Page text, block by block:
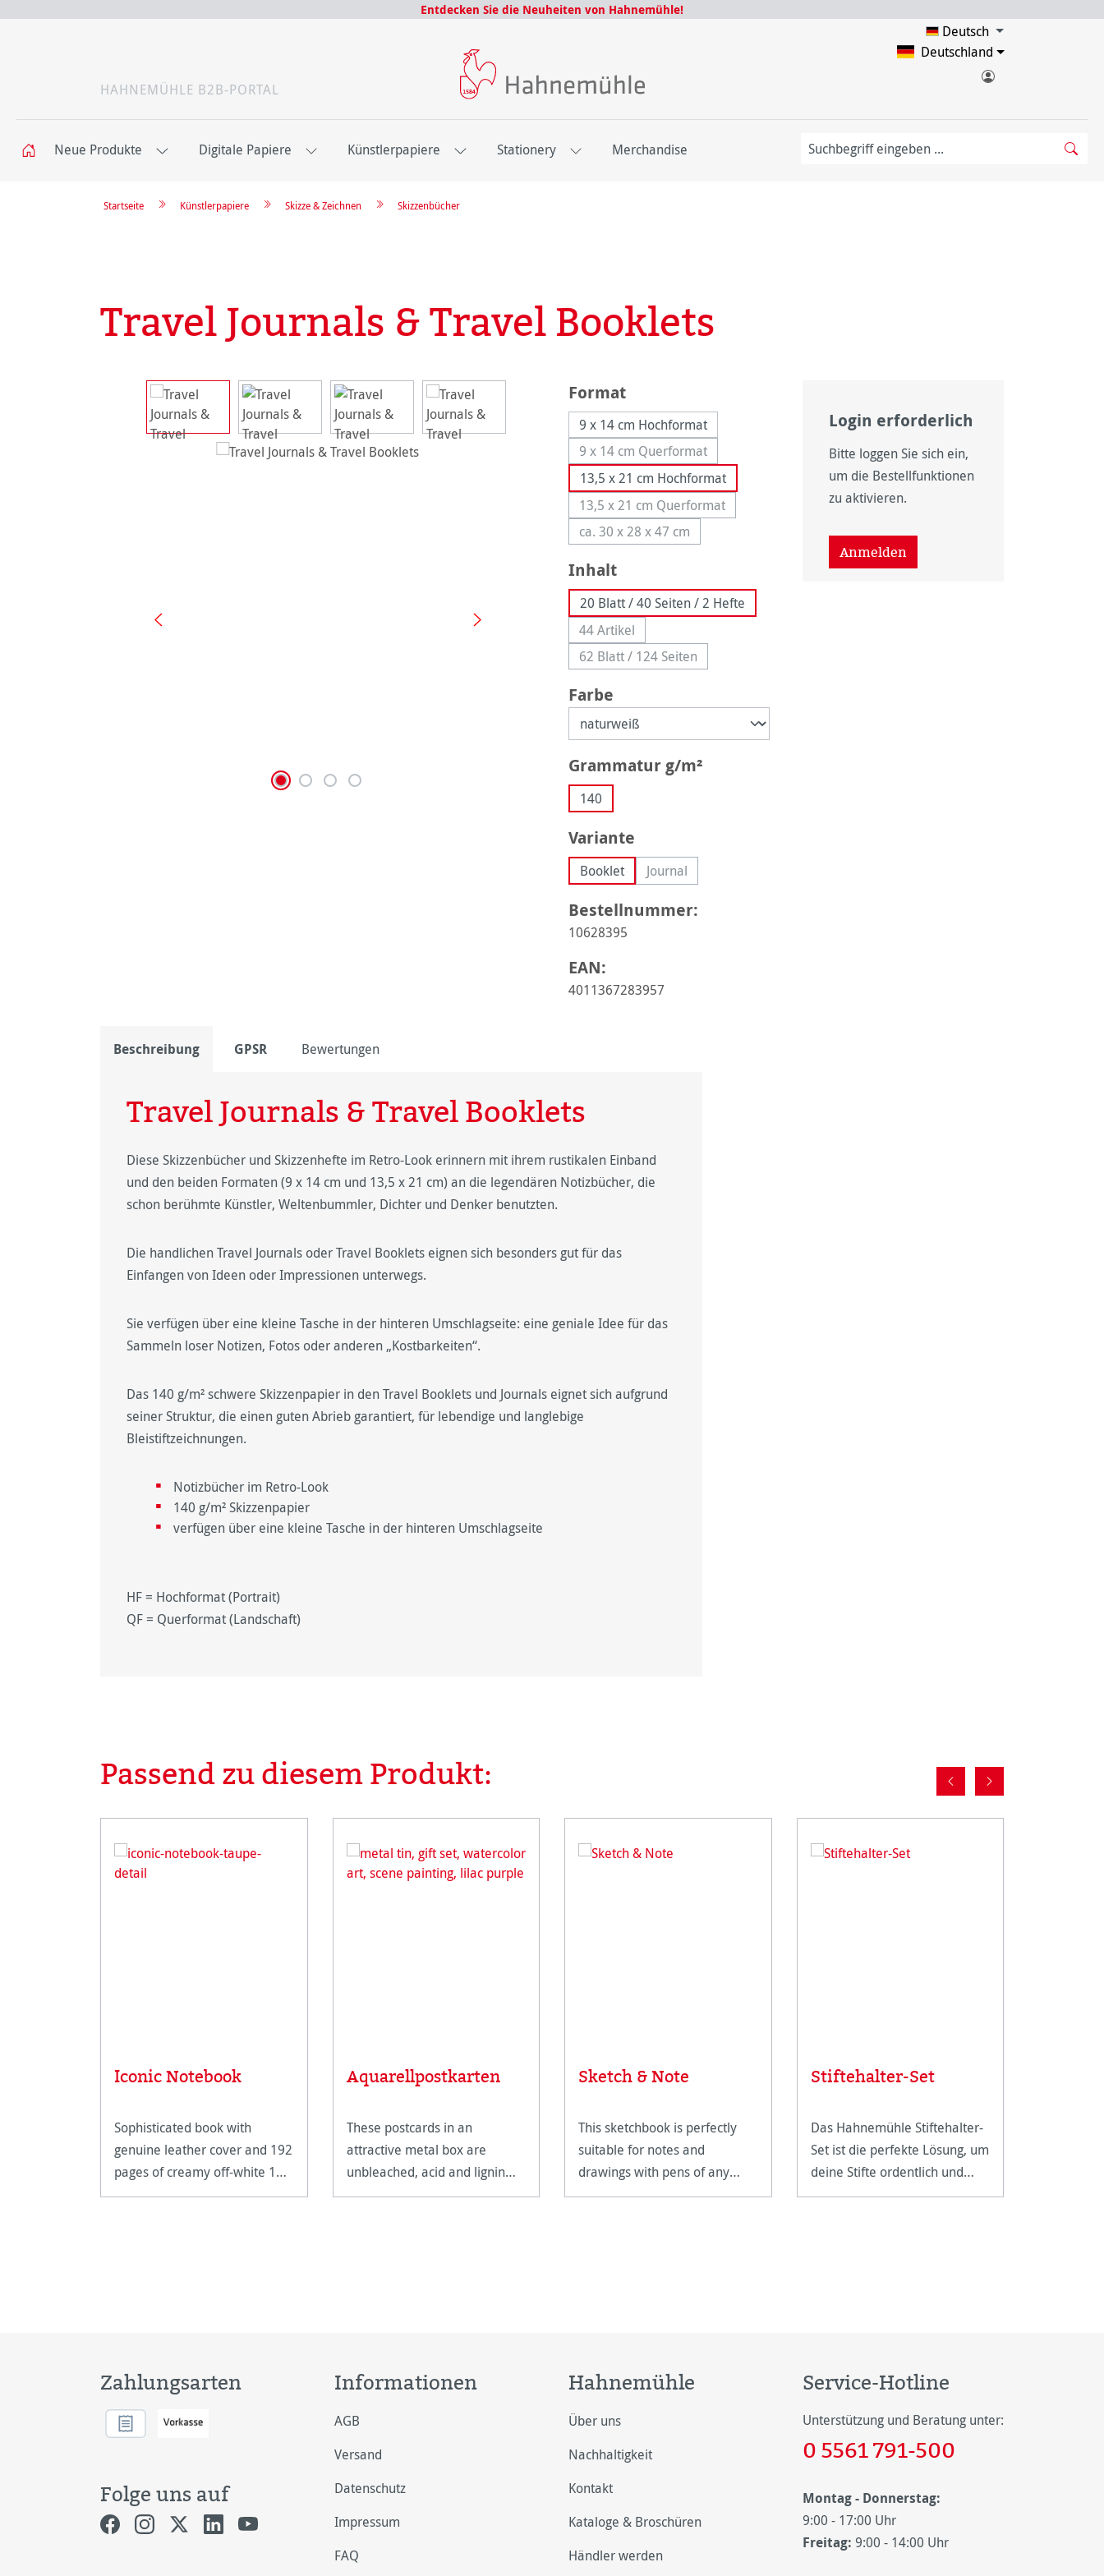
Entdecken Sie die Neuheiten von Hahnemühle!
HAHNEMÜHLE B2B-PORTAL
Deutsch
Deutschland
Neue Produkte Digitale Papiere Künstlerpapiere Stationery Merchandise
Skizzenbücher
Skizze & Zeichnen
Künstlerpapiere
Startseite
Travel Journals & Travel Booklets
Bildergalerie überspringen Formatauswählen
9 x 14 cm Hochformat
9 x 14 cm Querformat(Diese Option ist zurzeit nicht verfügbar.)
13,5 x 21 cm Hochformat
13,5 x 21 cm Querformat(Diese Option ist zurzeit nicht verfügbar.)
ca. 30 x 28 x 47 cm(Diese Option ist zurzeit nicht verfügbar.)
Inhaltauswählen
20 Blatt / 40 Seiten / 2 Hefte
44 Artikel(Diese Option ist zurzeit nicht verfügbar.)
62 Blatt / 124 Seiten(Diese Option ist zurzeit nicht verfügbar.)
Farbe
Grammatur g/m²
140
Variante
Booklet Journal(Diese Option ist zurzeit nicht verfügbar.)
Bestellnummer:
10628395
EAN:
4011367283957
Login erforderlich
Bitte loggen Sie sich ein,
um die Bestellfunktionen
zu aktivieren.
Anmelden
Beschreibung GPSR Bewertungen
Travel Journals & Travel Booklets
Diese Skizzenbücher und Skizzenhefte im Retro-Look erinnern mit ihrem rustikalen Einband
und den beiden Formaten (9 x 14 cm und 13,5 x 21 cm) an die legendären Notizbücher, die
schon berühmte Künstler, Weltenbummler, Dichter und Denker benutzten.
Die handlichen Travel Journals oder Travel Booklets eignen sich besonders gut für das
Einfangen von Ideen oder Impressionen unterwegs.
Sie verfügen über eine kleine Tasche in der hinteren Umschlagseite: eine geniale Idee für das
Sammeln loser Notizen, Fotos oder anderen „Kostbarkeiten“.
Das 140 g/m² schwere Skizzenpapier in den Travel Booklets und Journals eignet sich aufgrund
seiner Struktur, die einen guten Abrieb garantiert, für lebendige und langlebige
Bleistiftzeichnungen.
Notizbücher im Retro-Look
140 g/m² Skizzenpapier
verfügen über eine kleine Tasche in der hinteren Umschlagseite
HF = Hochformat (Portrait)
QF = Querformat (Landschaft)
Produktgalerie überspringen
Passend zu diesem Produkt:
Iconic Notebook
Sophisticated book with
genuine leather cover and 192
pages of creamy off-white 100
gsm paper.
Aquarellpostkarten
These postcards in an
attractive metal box are
unbleached, acid and lignin
free and age resistant.
Sketch & Note
This sketchbook is perfectly
suitable for notes and
drawings with pens of any
kind.
Stiftehalter-Set
Das Hahnemühle Stiftehalter-
Set ist die perfekte Lösung, um
deine Stifte ordentlich und
griffbereit zu halten.
Zahlungsarten
Folge uns auf
Informationen
AGB
Versand
Datenschutz
Impressum
FAQ
Hahnemühle
Über uns
Nachhaltigkeit
Kontakt
Kataloge & Broschüren
Händler werden
Service-Hotline
Unterstützung und Beratung unter:
0 5561 791-500
Montag - Donnerstag:
9:00 - 17:00 Uhr
Freitag: 9:00 - 14:00 Uhr